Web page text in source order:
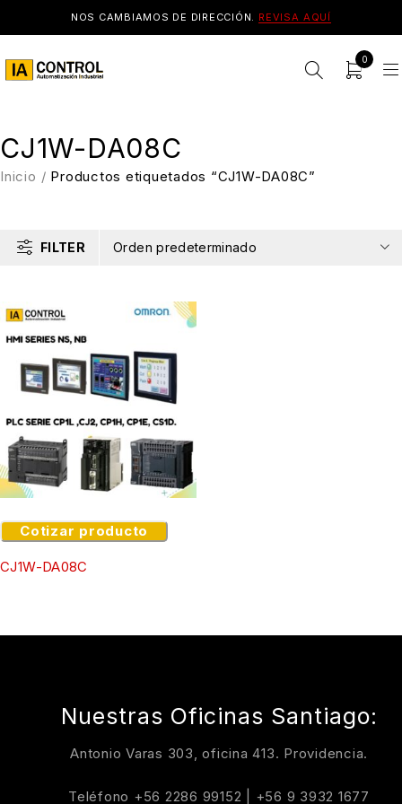
NOS CAMBIAMOS DE DIRECCIÓN. REVISA AQUÍ
0
CJ1W-DA08C
Inicio / Productos etiquetados “CJ1W-DA08C”
FILTER Orden predeterminado
Cotizar producto
CJ1W-DA08C
Nuestras Oficinas Santiago:
Antonio Varas 303, oficina 413. Providencia.
Teléfono +56 2286 99152 +56 9 3932 1677